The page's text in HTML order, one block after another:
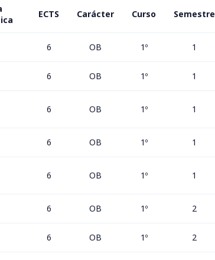
ECTS Carácter Curso Semestre
6 OB 1º 1
6 OB 1º 1
6 OB 1º 1
6 OB 1º 1
6 OB 1º 1
6 OB 1º 2
6 OB 1º 2